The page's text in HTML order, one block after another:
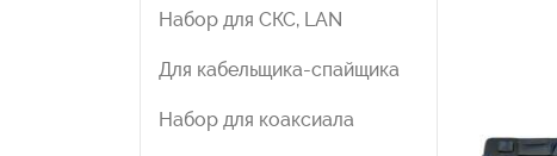
Набор для СКС, LAN
Для кабельщика-спайщика
Набор для коаксиала